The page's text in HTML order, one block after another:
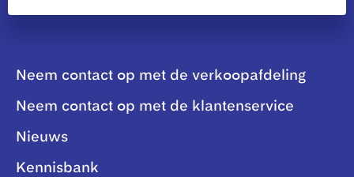
Neem contact op met de verkoopafdeling
Neem contact op met de klantenservice
Nieuws
Kennisbank